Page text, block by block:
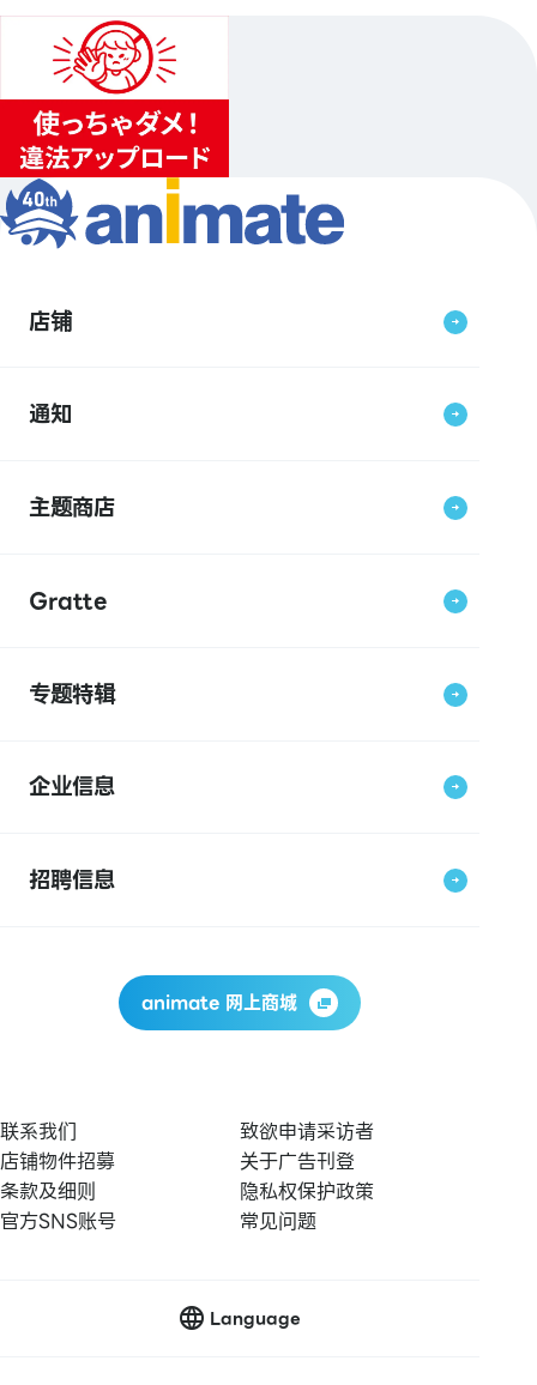
店铺
通知
主题商店
Gratte
专题特辑
企业信息
招聘信息
animate 网上商城
联系我们
致欲申请采访者
店铺物件招募
关于广告刊登
条款及细则
隐私权保护政策
官方SNS账号
常见问题
Language